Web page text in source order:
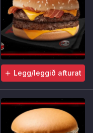
Legg/leggið afturat